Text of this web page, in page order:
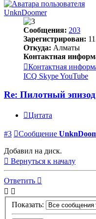
UnknDoomer
Сообщения: 203
Зарегистрирован:
Откуда: Алматы
Контактная
Контактная
ICQ SkypeYouTube
Re: Пилотный
Цитата
#3 Сообщение
Добавил на диск.
Вернуться к началу
Ответить
Показать: